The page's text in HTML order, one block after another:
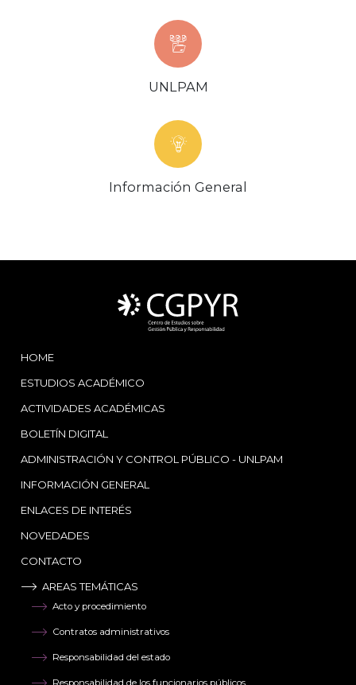
UNLPAM
Información General
HOME
ESTUDIOS ACADÉMICO
ACTIVIDADES ACADÉMICAS
BOLETÍN DIGITAL
ADMINISTRACIÓN Y CONTROL PÚBLICO - UNLPAM
INFORMACIÓN GENERAL
ENLACES DE INTERÉS
NOVEDADES
CONTACTO
AREAS TEMÁTICAS
Acto y procedimiento
Contratos administrativos
Responsabilidad del estado
Responsabilidad de los funcionarios públicos